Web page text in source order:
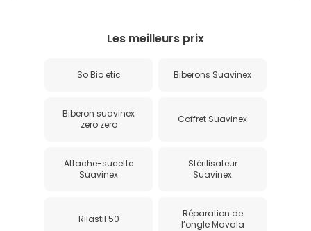
Les meilleurs prix
So Bio etic Biberons Suavinex
Biberon suavinex
zero zero
Coffret Suavinex
Attache-sucette
Suavinex
Stérilisateur
Suavinex
Rilastil 50
Réparation de
l’ongle Mavala